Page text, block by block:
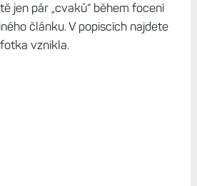
jen pár „cvaků“ během focení
článku. V popiscích najdete
vznikla.